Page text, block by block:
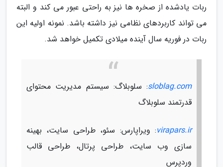
ربات یادشده از صخره ها نیز به راحتی عبور می کند و البته
می تواند کاربردهای نظامی نیز داشته باشد. نمونه اولیه این
ربات در فوریه سال آینده میلادی تکمیل خواهد شد.
sloblag.com: سلوبلاگ: سیستم مدیریت محتوای
قدرتمند سلوبلاگ
virapars.ir: ویراپارس: سئو، طراحی سایت، بهینه
سازی وب سایت، طراحی پرتال، طراحی قالب
وردپرس